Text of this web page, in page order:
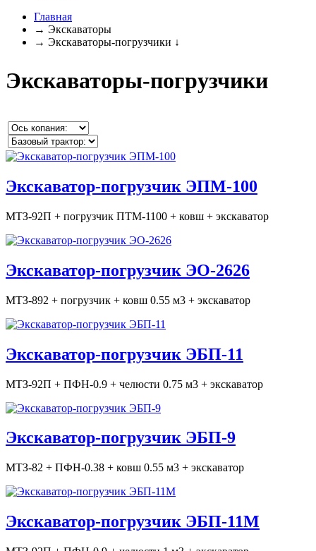
Главная
→ Экскаваторы
→ Экскаваторы-погрузчики ↓
Экскаваторы-погрузчики
Экскаватор-погрузчик ЭПМ-100
МТЗ-92П + погрузчик ПТМ-1100 + ковш + экскаватор
Экскаватор-погрузчик ЭО-2626
МТЗ-892 + погрузчик + ковш 0.55 м3 + экскаватор
Экскаватор-погрузчик ЭБП-11
МТЗ-92П + ПФН-0.9 + челюсти 0.75 м3 + экскаватор
Экскаватор-погрузчик ЭБП-9
МТЗ-82 + ПФН-0.38 + ковш 0.55 м3 + экскаватор
Экскаватор-погрузчик ЭБП-11М